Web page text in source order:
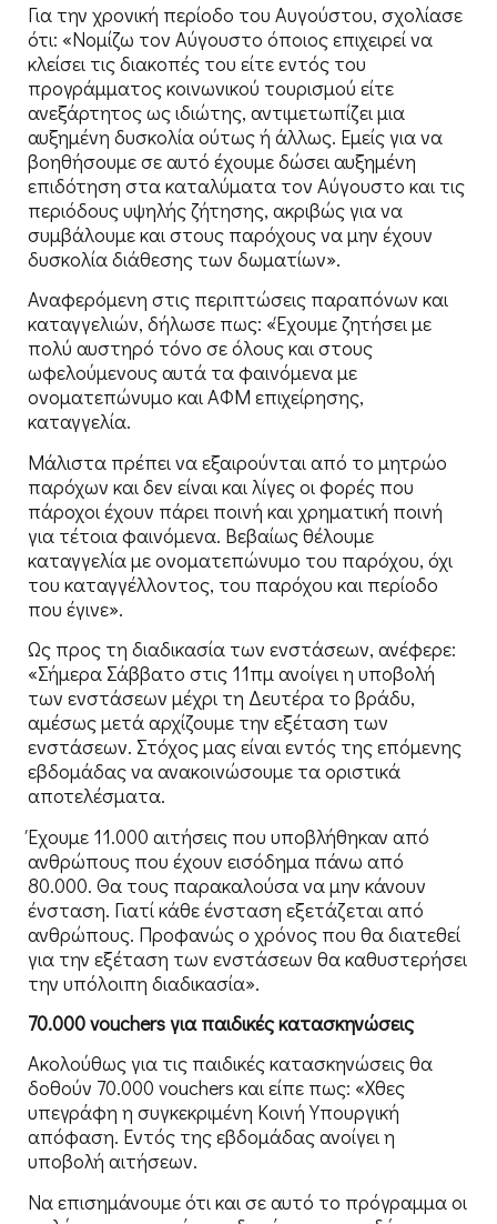
Για την χρονική περίοδο του Αυγούστου, σχολίασε
ότι: «Νομίζω τον Αύγουστο όποιος επιχειρεί να
κλείσει τις διακοπές του είτε εντός του
προγράμματος κοινωνικού τουρισμού είτε
ανεξάρτητος ως ιδιώτης, αντιμετωπίζει μια
αυξημένη δυσκολία ούτως ή άλλως. Εμείς για να
βοηθήσουμε σε αυτό έχουμε δώσει αυξημένη
επιδότηση στα καταλύματα τον Αύγουστο και τις
περιόδους υψηλής ζήτησης, ακριβώς για να
συμβάλουμε και στους παρόχους να μην έχουν
δυσκολία διάθεσης των δωματίων».
Αναφερόμενη στις περιπτώσεις παραπόνων και
καταγγελιών, δήλωσε πως: «Έχουμε ζητήσει με
πολύ αυστηρό τόνο σε όλους και στους
ωφελούμενους αυτά τα φαινόμενα με
ονοματεπώνυμο και ΑΦΜ επιχείρησης,
καταγγελία.
Μάλιστα πρέπει να εξαιρούνται από το μητρώο
παρόχων και δεν είναι και λίγες οι φορές που
πάροχοι έχουν πάρει ποινή και χρηματική ποινή
για τέτοια φαινόμενα. Βεβαίως θέλουμε
καταγγελία με ονοματεπώνυμο του παρόχου, όχι
του καταγγέλλοντος, του παρόχου και περίοδο
που έγινε».
Ως προς τη διαδικασία των ενστάσεων, ανέφερε:
«Σήμερα Σάββατο στις 11πμ ανοίγει η υποβολή
των ενστάσεων μέχρι τη Δευτέρα το βράδυ,
αμέσως μετά αρχίζουμε την εξέταση των
ενστάσεων. Στόχος μας είναι εντός της επόμενης
εβδομάδας να ανακοινώσουμε τα οριστικά
αποτελέσματα.
Έχουμε 11.000 αιτήσεις που υποβλήθηκαν από
ανθρώπους που έχουν εισόδημα πάνω από
80.000. Θα τους παρακαλούσα να μην κάνουν
ένσταση. Γιατί κάθε ένσταση εξετάζεται από
ανθρώπους. Προφανώς ο χρόνος που θα διατεθεί
για την εξέταση των ενστάσεων θα καθυστερήσει
την υπόλοιπη διαδικασία».
70.000 vouchers για παιδικές κατασκηνώσεις
Ακολούθως για τις παιδικές κατασκηνώσεις θα
δοθούν 70.000 vouchers και είπε πως: «Χθες
υπεγράφη η συγκεκριμένη Κοινή Υπουργική
απόφαση. Εντός της εβδομάδας ανοίγει η
υποβολή αιτήσεων.
Να επισημάνουμε ότι και σε αυτό το πρόγραμμα οι